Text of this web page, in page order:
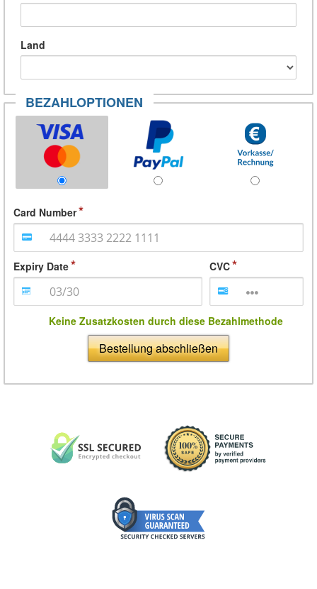
Land
BEZAHLOPTIONEN
Card Number
Expiry Date CVC
Keine Zusatzkosten durch diese Bezahlmethode
Bestellung abschließen